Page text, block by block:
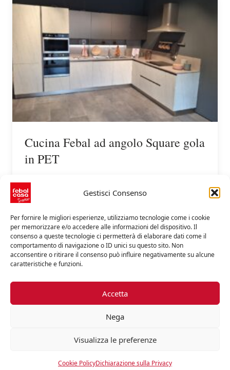
Gestisci Consenso
Per fornire le migliori esperienze, utilizziamo tecnologie come i cookie
per memorizzare e/o accedere alle informazioni del dispositivo. Il
consenso a queste tecnologie ci permetterà di elaborare dati come il
comportamento di navigazione o ID unici su questo sito. Non
acconsentire o ritirare il consenso può influire negativamente su alcune
caratteristiche e funzioni.
Accetta
Nega
Visualizza le preferenze
Cookie PolicyDichiarazione sulla Privacy
Cucina Febal ad angolo Square gola
in PET
Cucina Febal Caleidos con isola e